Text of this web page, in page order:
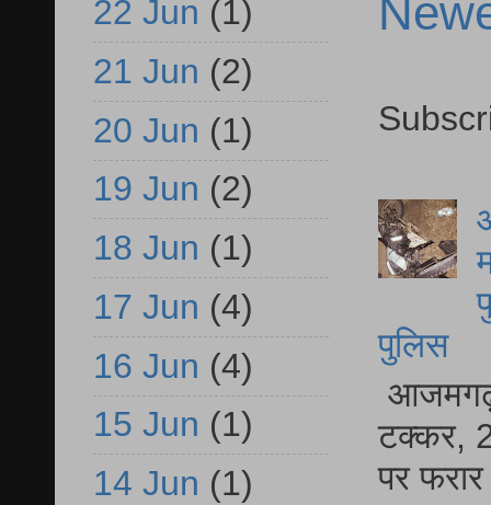
पुलिस
आजमगढ़
टक्कर,
पर
22 Jun (1)
21 Jun (2)
20 Jun (1)
19 Jun (2)
18 Jun (1)
17 Jun (4)
16 Jun (4)
15 Jun (1)
14 Jun (1)